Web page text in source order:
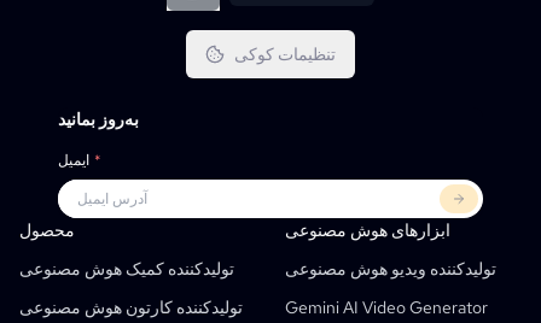
تنظیمات کوکی
به‌روز بمانید
ایمیل *
محصول
تولیدکننده کمیک هوش مصنوعی
تولیدکننده کارتون هوش مصنوعی
ابزارهای هوش مصنوعی
تولیدکننده ویدیو هوش مصنوعی
Gemini AI Video Generator
محصول
تولیدکننده رایگان کمیک استریپ با هوش مصنوعی
AI Children's Book Generator
معلمان
دانش‌آموزان
همکاران
OpenAI
متا
کاربردها
APIهای کتاب کمیک
کمپین دیجیتال